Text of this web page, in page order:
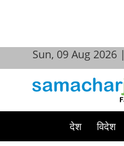
Sun, 09 Aug 2026 |
देश विदेश